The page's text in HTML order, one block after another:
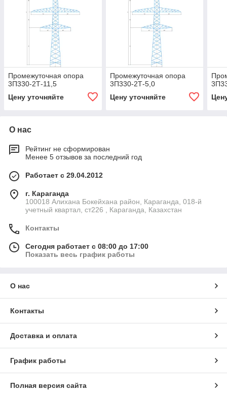
Промежуточная опора
3П330-2Т-11,5
Цену уточняйте
Промежуточная опора
3П330-2Т-5,0
Цену уточняйте
О нас
Рейтинг не сформирован
Менее 5 отзывов за последний год
Работает с 29.04.2012
г. Караганда
100018 Алихана Бокейхана район, Караганда, 018-й
учетный квартал, ст226 , Караганда, Казахстан
Контакты
Сегодня работает с 08:00 до 17:00
Показать весь график работы
О нас
Контакты
Доставка и оплата
График работы
Полная версия сайта